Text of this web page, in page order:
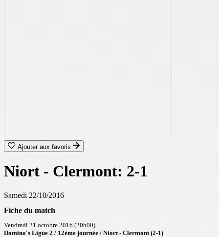
Ajouter aux favoris
Niort - Clermont: 2-1
Samedi 22/10/2016
Fiche du match
Vendredi 21 octobre 2016 (20h00)
Domino's Ligue 2 / 12ème journée / Niort - Clermont (2-1)